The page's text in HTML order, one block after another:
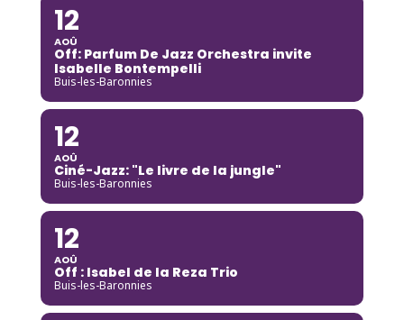
12
AOÛ
Off: Parfum De Jazz Orchestra invite
Isabelle Bontempelli
Buis-les-Baronnies
12
AOÛ
Ciné-Jazz: "Le livre de la jungle"
Buis-les-Baronnies
12
AOÛ
Off : Isabel de la Reza Trio
Buis-les-Baronnies